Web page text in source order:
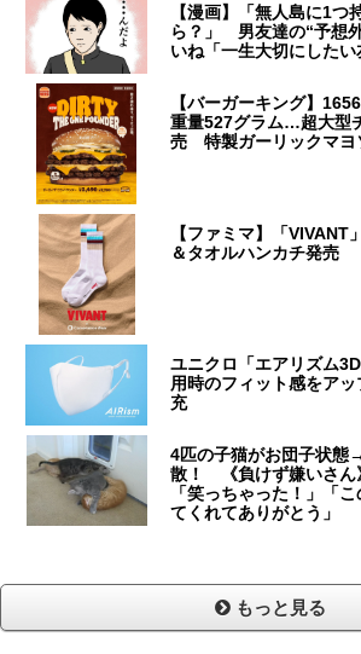
【漫画】「無人島に1つ
ら？」 男友達の“予想
いね「一生大切にしたい
【バーガーキング】
重量527グラム…超大型
売 特製ガーリックマヨ
【ファミマ】「
＆タオルハンカチ発売
ユニクロ「エアリズム
用時のフィット感をア
充
4匹の子猫がお団子状態
散！ 《負けず嫌いさん
「笑っちゃった！」「
てくれてありがとう」
もっと見る